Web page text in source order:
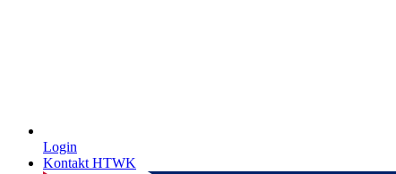
Login
Kontakt HTWK